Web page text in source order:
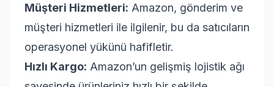
Müşteri Hizmetleri: Amazon, gönderim ve
müşteri hizmetleri ile ilgilenir, bu da satıcıların
operasyonel yükünü hafifletir.
Hızlı Kargo: Amazon’un gelişmiş lojistik ağı